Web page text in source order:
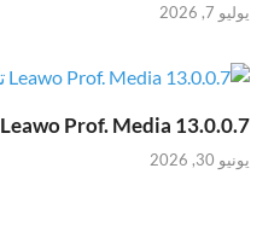
يوليو 7, 2026
Leawo Prof. Media 13.0.0.7 تحميل مجاني
يونيو 30, 2026